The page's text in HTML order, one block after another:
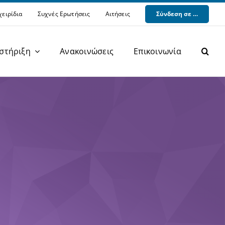
Συχνές Ερωτήσεις Αιτήσεις Σύνδεση σε …
Ανακοινώσεις Επικοινωνία